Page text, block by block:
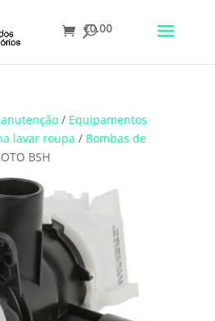
€0.00
/ Equipamentos
lavar roupa / Bombas de
BSH